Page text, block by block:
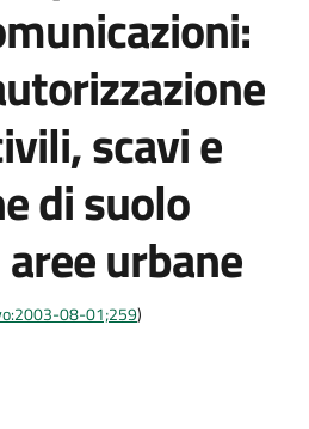
scavi e
di suolo
urbane
08-01;259)